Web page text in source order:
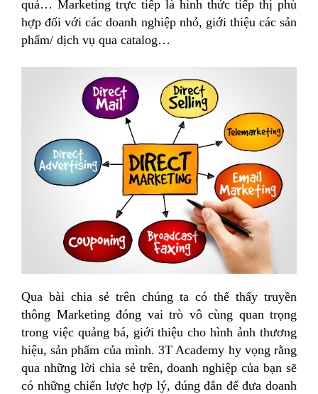
quả… Marketing trực tiếp là hình thức tiếp thị phù
hợp đối với các doanh nghiệp nhỏ, giới thiệu các sản
phẩm/ dịch vụ qua catalog…
Qua bài chia sẻ trên chúng ta có thể thấy truyền
thông Marketing đóng vai trò vô cùng quan trọng
trong việc quảng bá, giới thiệu cho hình ảnh thương
hiệu, sản phẩm của mình. 3T Academy hy vọng rằng
qua những lời chia sẻ trên, doanh nghiệp của bạn sẽ
có những chiến lược hợp lý, đúng đắn để đưa doanh